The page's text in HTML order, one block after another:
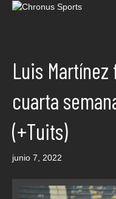
Luis
cuarta
(+Tuits)
junio 7, 2022